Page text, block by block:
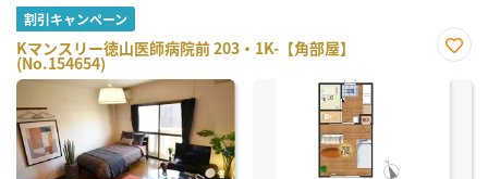
割引キャンペーン
Kマンスリー徳山医師病院前 203・1K-【角部屋】
(No.154654)
に入